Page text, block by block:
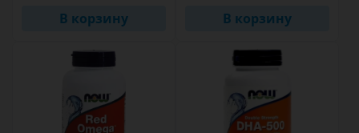
В корзину В корзину